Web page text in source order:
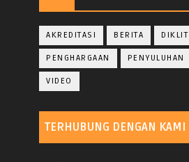
AKREDITASI BERITA DIKLIT
PENGHARGAAN PENYULUHAN
VIDEO
TERHUBUNG DENGAN KAMI